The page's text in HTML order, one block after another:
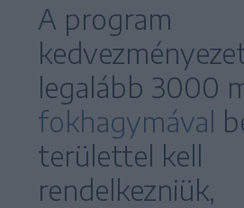
A program
legalább 3000
fokhagymával
területtel kell
rendelkezniük,